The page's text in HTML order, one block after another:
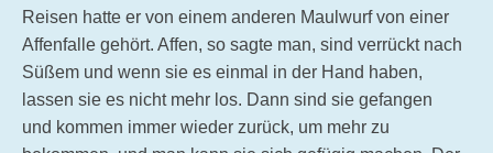
Reisen hatte er von einem anderen Maulwurf von einer
Affenfalle gehört. Affen, so sagte man, sind verrückt nach
Süßem und wenn sie es einmal in der Hand haben,
lassen sie es nicht mehr los. Dann sind sie gefangen
und kommen immer wieder zurück, um mehr zu